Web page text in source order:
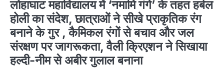
लोहाघाट महाविद्यालय में ‘नमामि गंगे’ के तहत हर्बल
होली का संदेश, छात्राओं ने सीखे प्राकृतिक रंग
बनाने के गुर , कैमिकल रंगों से बचाव और जल
संरक्षण पर जागरूकता, वैली क्रिएशन ने सिखाया
हल्दी-नीम से अबीर गुलाल बनाना